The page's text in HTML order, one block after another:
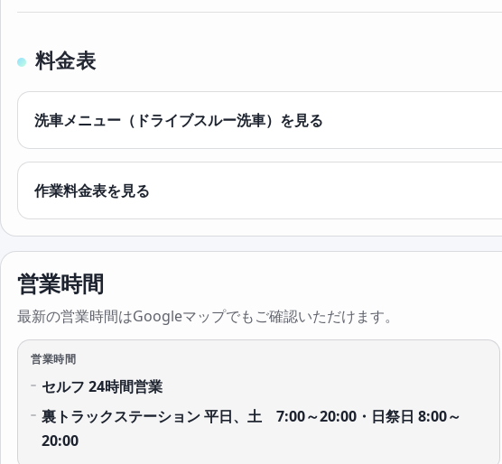
料金表
洗車メニュー（ドライブスルー洗車）を見る
作業料金表を見る
営業時間
最新の営業時間はGoogleマップでもご確認いただけます。
営業時間
セルフ 24時間営業
裏トラックステーション 平日、土 7:00～20:00・日祭日 8:00～
20:00